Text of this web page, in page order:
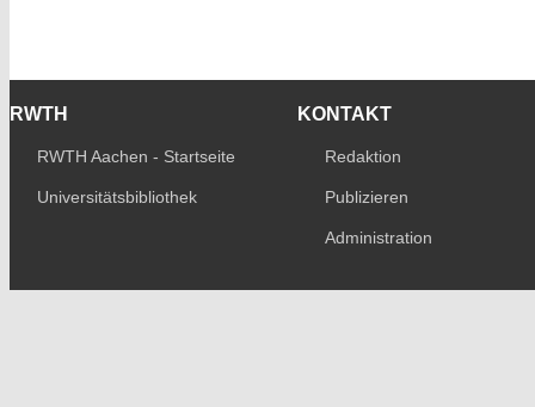
RWTH
RWTH Aachen - Startseite
Universitätsbibliothek
KONTAKT
Redaktion
Publizieren
Administration